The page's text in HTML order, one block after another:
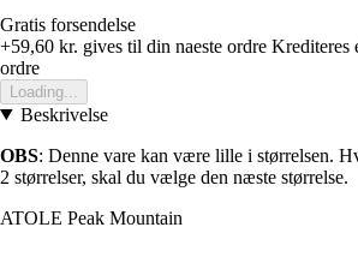
Gratis forsendelse
+59,60 kr. gives til din naeste ordre Krediteres
ordre
Loading...
Beskrivelse
OBS: Denne vare kan være lille i størrelsen.
2 størrelser, skal du vælge den næste størrelse.
ATOLE Peak Mountain